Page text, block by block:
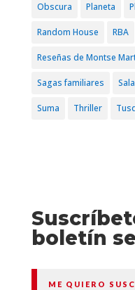
Obscura Planeta
Random House RBA
Reseñas de Montse
Sagas familiares
Suma Thriller
boletín
ME QUIERO